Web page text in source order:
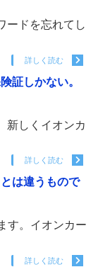
ードを忘れてし
詳しく読む
証しかない。
新しくイオンカ
詳しく読む
は違うもので
す。イオンカー
詳しく読む